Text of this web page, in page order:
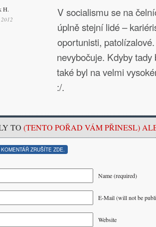
H.
V socialismu se na
úplně stejní lidé –
oportunisti,
nevybočuje. Kdyby
také byl na velmi
:/.
TO (TENTO POŘAD VÁM PŘINESL)
ZRUŠÍTE ZDE.
Name (required)
E-Mail (will not be
Website